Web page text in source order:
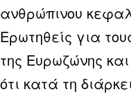
ανθρώπινου
Ερωτηθείς για
της Ευρωζώνης
ότι κατά τη